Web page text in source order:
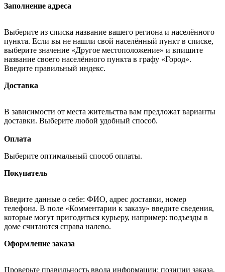
Заполнение адреса
Выберите из списка название вашего региона и населённого
пункта. Если вы не нашли свой населённый пункт в списке,
выберите значение «Другое местоположение» и впишите
название своего населённого пункта в графу «Город».
Введите правильный индекс.
Доставка
В зависимости от места жительства вам предложат варианты
доставки. Выберите любой удобный способ.
Оплата
Выберите оптимальный способ оплаты.
Покупатель
Введите данные о себе: ФИО, адрес доставки, номер
телефона. В поле «Комментарии к заказу» введите сведения,
которые могут пригодиться курьеру, например: подъезды в
доме считаются справа налево.
Оформление заказа
Проверьте правильность ввода информации: позиции заказа,